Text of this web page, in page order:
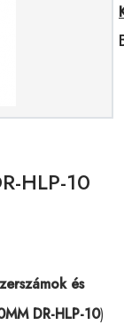
HLP-10
és
DR-HLP-10)